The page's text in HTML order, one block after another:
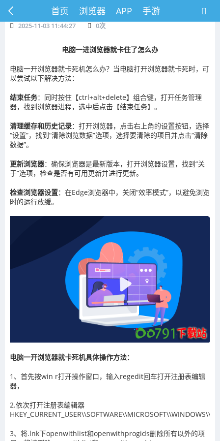
首页 浏览器 APP 手游
2025-11-03 11:44:27 0次
电脑一进浏览器就卡住了怎么办
电脑一开浏览器就卡死机怎么办？当电脑打开浏览器就卡死时，可
以尝试以下解决方法：
结束任务：同时按住【ctrl+alt+delete】组合键，打开任务管理
器，找到浏览器进程，选中后点击【结束任务】。
清理缓存和历史记录：打开浏览器，点击右上角的设置按钮，选择
“设置”，找到“清除浏览数据”选项，选择要清除的项目并点击“清除
数据”。
更新浏览器：确保浏览器是最新版本，打开浏览器设置，找到“关
于”选项，检查是否有可用更新并进行更新。
检查浏览器设置：在Edge浏览器中，关闭“效率模式”，以避免浏览
时的运行放缓。
电脑一开浏览器就卡死机具体操作方法：
1、首先按win r打开操作窗口，输入regedit回车打开注册表编辑
器，
2.依次打开注册表编辑器
3、将.lnk下openwithlist和openwithprogids删除所有以外的项